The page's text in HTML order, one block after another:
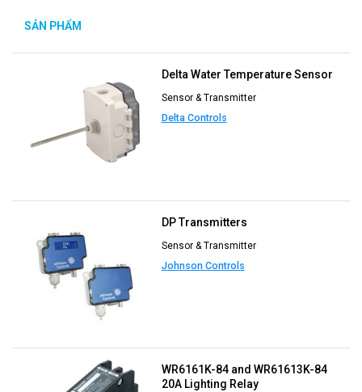
SẢN PHẨM
Delta Water Temperature Sensor
Sensor & Transmitter
Delta Controls
DP Transmitters
Sensor & Transmitter
Johnson Controls
WR6161K-84 and WR61613K-84
20A Lighting Relay